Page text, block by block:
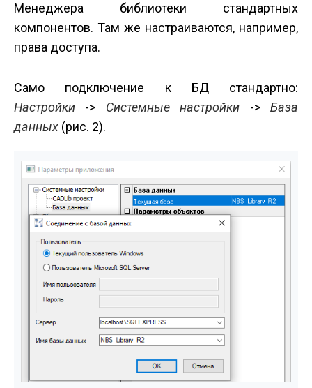
Менеджера библиотеки стандартных
компонентов. Там же настраиваются, например,
права доступа.
Само подключение к БД стандартно:
Настройки -> Системные настройки ->База
данных (рис. 2).